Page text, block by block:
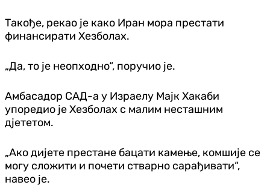
Такође, рекао је како Иран мора престати
финансирати Хезболах.
„Да, то је неопходно“, поручио је.
Амбасадор САД-а у Израелу Мајк Хакаби
упоредио је Хезболах с малим несташним
дјететом.
„Ако дијете престане бацати камење, комшије се
могу сложити и почети стварно сарађивати“,
навео је.